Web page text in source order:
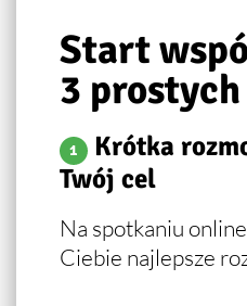
Start
3
1
Krótka
Twój cel
Na spotkaniu
Ciebie najlepsze